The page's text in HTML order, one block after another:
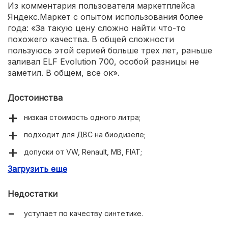
Из комментария пользователя маркетплейса
Яндекс.Маркет с опытом использования более
года: «За такую цену сложно найти что-то
похожего качества. В общей сложности
пользуюсь этой серией больше трех лет, раньше
заливал ELF Evolution 700, особой разницы не
заметил. В общем, все ок».
Достоинства
низкая стоимость одного литра;
подходит для ДВС на биодизеле;
допуски от VW, Renault, MB, FIAT;
продлевает срок службы мотора.
Загрузить еще
Недостатки
уступает по качеству синтетике.